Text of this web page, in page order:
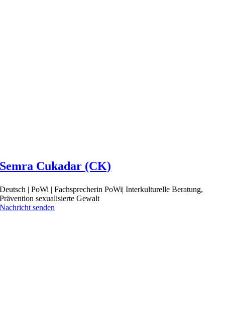
Semra Cukadar (CK)
Deutsch | PoWi | Fachsprecherin PoWi| Interkulturelle Beratung,
Prävention sexualisierte Gewalt
Nachricht senden